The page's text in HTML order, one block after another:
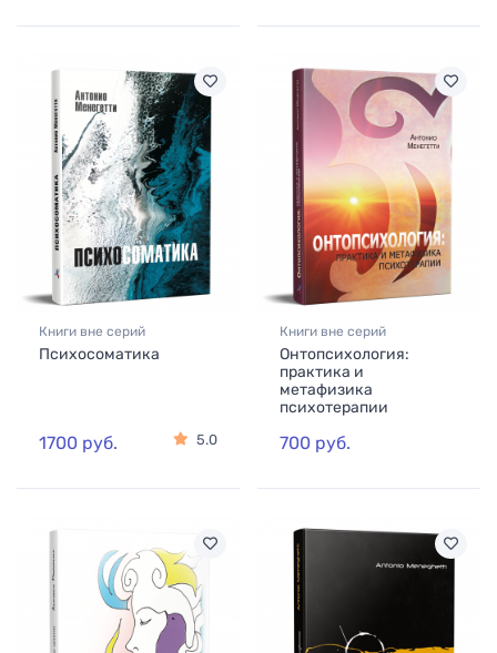
Книги вне серий
Психосоматика
1700 руб. 5.0
Книги вне серий
Онтопсихология:
практика и
метафизика
психотерапии
700 руб.